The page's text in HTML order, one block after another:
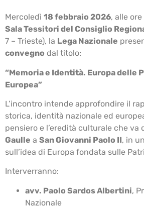
Mercoledì 18 febbraio 2026, alle ore
Sala Tessitori del Consiglio
7 – Trieste), la Lega Nazionale
convegno dal titolo:
“Memoria e Identità. Europa delle
Europea”
L’incontro intende approfondire il
storica, identità nazionale ed
pensiero e l’eredità culturale che va
Gaulle a San Giovanni Paolo II, in
sull’idea di Europa fondata sulle
Interverranno:
avv. Paolo Sardos Albertini,
Nazionale